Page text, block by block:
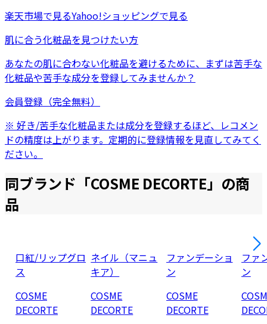
楽天市場で見るYahoo!ショッピングで見る
肌に合う化粧品を見つけたい方
あなたの肌に合わない化粧品を避けるために、まずは苦手な
化粧品や苦手な成分を登録してみませんか？
会員登録（完全無料）
※ 好き/苦手な化粧品または成分を登録するほど、レコメン
ドの精度は上がります。定期的に登録情報を見直してみてく
ださい。
同ブランド「COSME DECORTE」の商
品
口紅/リップグロ
ス
COSME
DECORTE
ネイル（マニュ
キア）
COSME
DECORTE
ファンデーショ
ン
COSME
DECORTE
ファ
ン